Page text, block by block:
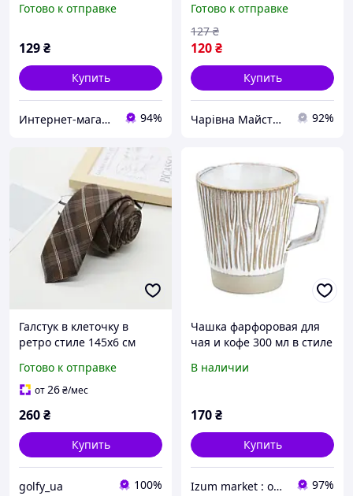
Готово к отправке
129₴
Купить
Интернет-магазин "Lucky Store" 94%
стиле 8x8 см
Готово к отправке
120₴
127 ₴
Купить
Чарівна Майстерня 92%
Галcтук в клеточку в
ретро стиле 145х6 см
Готово к отправке
от26₴/мес
260₴
Купить
golfy_ua 100%
Чашка фарфоровая для
чая и кофе 300 мл в стиле
HP7208BR
В наличии
170₴
Купить
Izum market : оригінальні подарунки | декор і дизайн 97%